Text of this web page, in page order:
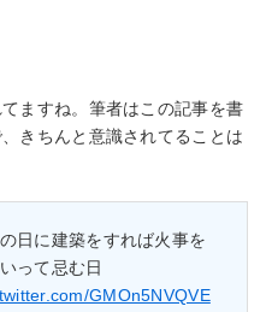
ますね。筆者はこの記事を書
きちんと意識されてることは
日に建築をすれば火事を
って忌む日
GMOn5NVQVE